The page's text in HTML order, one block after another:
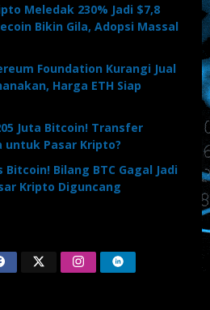
Meledak 230% Jadi $7,8
Bikin Gila, Adopsi Massal
Foundation Kurangi Jual
Harga ETH Siap
Juta Bitcoin! Transfer
untuk Pasar Kripto?
Bitcoin! Bilang BTC Gagal Jadi
Kripto Diguncang